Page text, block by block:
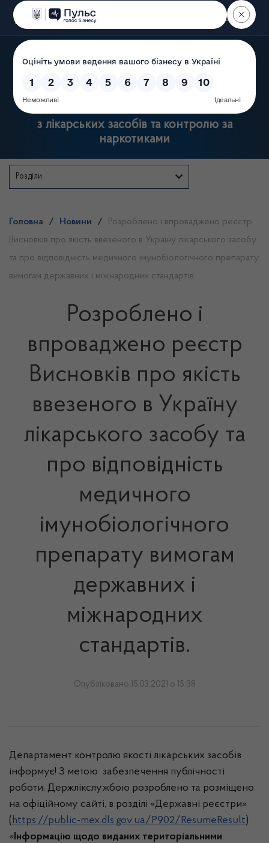
Пошук
Державна служба України
з лікарських засобів та контролю за
наркотиками
Розділи
Головна / Новини /
Розроблено і впроваджено реєстр
Висновків про якість ввезеного в Україну лікарського засобу
та про відповідність медичного імунобіологічного препарату
вимогам державних і міжнародних стандартів.
Розроблено і
впроваджено реєстр
Висновків про якість
ввезеного в Україну
лікарського засобу та
про відповідність
медичного
імунобіологічного
препарату вимогам
державних і
міжнародних
стандартів.
Опубліковано 15.03.2021 о 15:38
Департамент контролю якості лікарських засобів
інформує! З метою забезпечення публічності
роботи, Держлікслужбою розроблено та розміщено
на офіційному сайті, в розділі «Державні реєстри»
( https://public-mex.dls.gov.ua/P902/ResumeResult)
«Інформацію щодо виданих територіальними